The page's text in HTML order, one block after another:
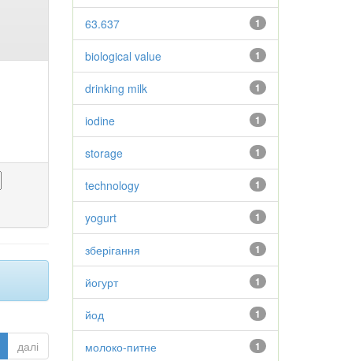
далі
1
63.637
1
biological value
1
drinking milk
1
iodine
1
storage
1
technology
1
yogurt
1
зберігання
1
йогурт
1
йод
1
молоко-питне